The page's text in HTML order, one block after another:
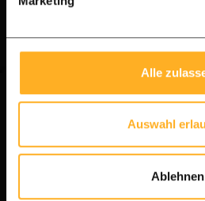
Alle
Auswahl
Ablehnen
natuur.